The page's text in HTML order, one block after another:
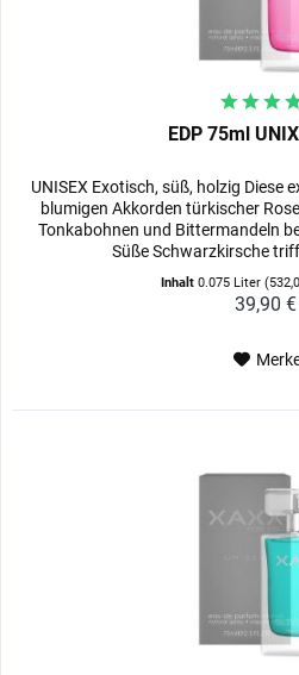
EDP 75ml
UNISEX Exotisch, süß, holzig
blumigen Akkorden türkischer
Tonkabohnen und Bittermandeln
Süße Schwarzkirsche
Inhalt0.075 Liter
39,90